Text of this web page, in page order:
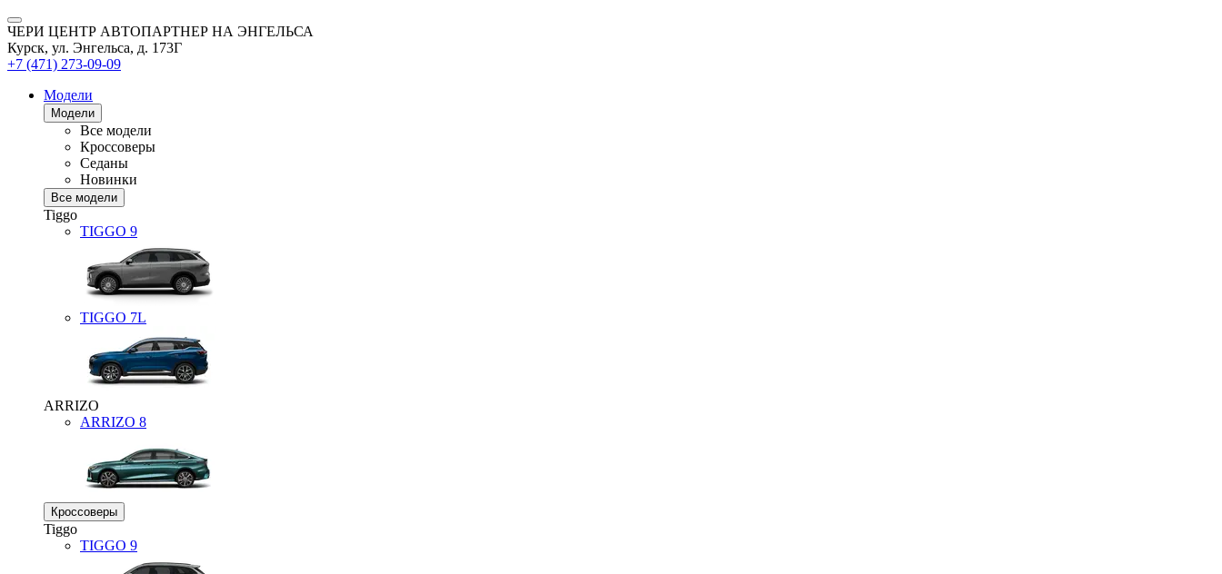
ЧЕРИ ЦЕНТР АВТОПАРТНЕР НА ЭНГЕЛЬСА
Курск, ул. Энгельса, д. 173Г
+7 (471) 273-09-09
Модели
Модели
Все модели
Кроссоверы
Седаны
Новинки
Все модели
Tiggo
TIGGO 9
TIGGO 7L
ARRIZO
ARRIZO 8
Кроссоверы
Tiggo
TIGGO 9